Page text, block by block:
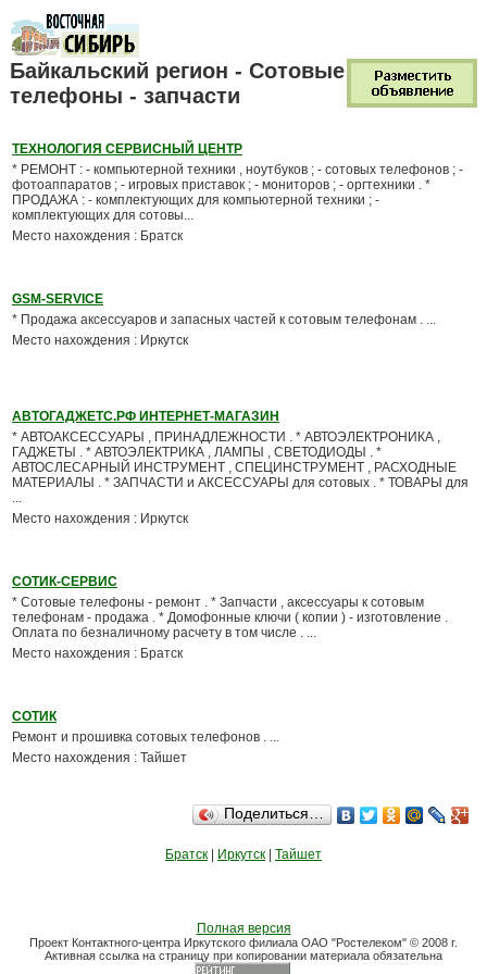
Байкальский регион - Сотовые
телефоны - запчасти
ТЕХНОЛОГИЯ СЕРВИСНЫЙ ЦЕНТР
* РЕМОНТ : - компьютерной техники , ноутбуков ; - сотовых телефонов ; -
фотоаппаратов ; - игровых приставок ; - мониторов ; - оргтехники . *
ПРОДАЖА : - комплектующих для компьютерной техники ; -
комплектующих для сотовы...
Место нахождения : Братск
GSM-SERVICE
* Продажа аксессуаров и запасных частей к сотовым телефонам . ...
Место нахождения : Иркутск
АВТОГАДЖЕТС.РФ ИНТЕРНЕТ-МАГАЗИН
* АВТОАКСЕССУАРЫ , ПРИНАДЛЕЖНОСТИ . * АВТОЭЛЕКТРОНИКА ,
ГАДЖЕТЫ . * АВТОЭЛЕКТРИКА , ЛАМПЫ , СВЕТОДИОДЫ . *
АВТОСЛЕСАРНЫЙ ИНСТРУМЕНТ , СПЕЦИНСТРУМЕНТ , РАСХОДНЫЕ
МАТЕРИАЛЫ . * ЗАПЧАСТИ и АКСЕССУАРЫ для сотовых . * ТОВАРЫ для
...
Место нахождения : Иркутск
СОТИК-СЕРВИС
* Сотовые телефоны - ремонт . * Запчасти , аксессуары к сотовым
телефонам - продажа . * Домофонные ключи ( копии ) - изготовление .
Оплата по безналичному расчету в том числе . ...
Место нахождения : Братск
СОТИК
Ремонт и прошивка сотовых телефонов . ...
Место нахождения : Тайшет
Поделиться…
Братск Иркутск Тайшет
Полная версия
Проект Контактного-центра Иркутского филиала ОАО "Ростелеком" © 2008 г.
Активная ссылка на страницу при копировании материала обязательна